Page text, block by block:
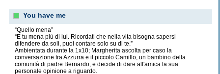
You have me
“Quello mena”
“E tu mena più di lui. Ricordati che nella vita bisogna sapersi
difendere da soli, puoi contare solo su di te.”
Ambientata durante la 1x10; Margherita ascolta per caso la
conversazione tra Azzurra e il piccolo Camillo, un bambino della
comunità di padre Bernardo, e decide di dare all'amica la sua
personale opinione a riguardo.